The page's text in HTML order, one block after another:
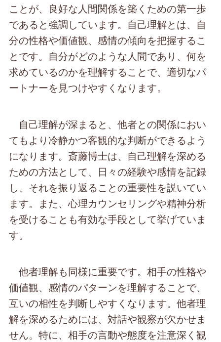
ことが、良好な人間関係を築くための第一歩
であると強調しています。自己理解とは、自
分の性格や価値観、感情の傾向を把握するこ
とです。自分がどのような人間であり、何を
求めているのかを理解することで、適切なパ
ートナーを見つけやすくなります。
自己理解が深まると、他者との関係におい
てもより冷静かつ客観的な判断ができるよう
になります。斎藤博士は、自己理解を深める
ための方法として、日々の経験や感情を記録
し、それを振り返ることの重要性を説いてい
ます。また、心理カウンセリングや精神分析
を受けることも有効な手段として挙げていま
す。
他者理解も同様に重要です。相手の性格や
価値観、感情のパターンを理解することで、
互いの相性を判断しやすくなります。他者理
解を深めるためには、対話や観察が欠かせま
せん。特に、相手の言動や態度を注意深く観